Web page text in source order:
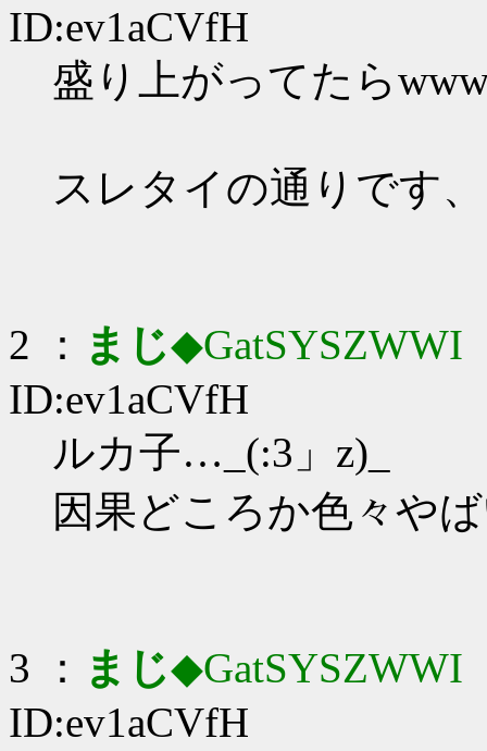
ID:ev1aCVfH
盛り上がってたら
スレタイの通りです
2 ： まじ◆GatSYSZWWI
ID:ev1aCVfH
ルカ子…_(:3」z)_
因果どころか色々や
3 ： まじ◆GatSYSZWWI
ID:ev1aCVfH